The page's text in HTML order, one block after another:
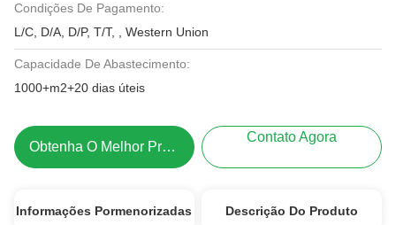
Condições De Pagamento:
L/C, D/A, D/P, T/T, , Western Union
Capacidade De Abastecimento:
1000+m2+20 dias úteis
Obtenha O Melhor Preço
Contato Agora
Informações Pormenorizadas Descrição Do Produto